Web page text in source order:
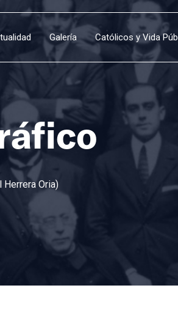
Galería Católicos y Vida
Herrera Oria)